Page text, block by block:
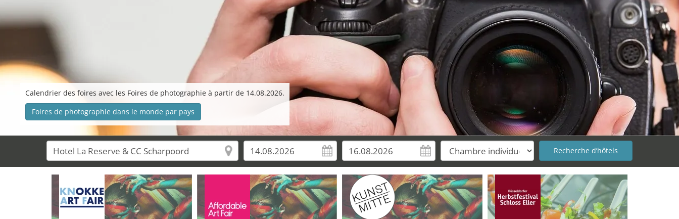
Calendrier des foires avec les Foires de photographie à partir de 14.08.2026.
Foires de photographie dans le monde par pays